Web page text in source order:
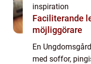
inspiration
Faciliterande ledarskap
möjliggörare
En
med soffor,